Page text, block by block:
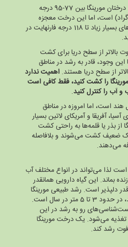
محدوده مطلوب دما برای درختان مورینگا بین 77-95 درجه
35 سانتی گراد) است، اما این درخت معجزه
همچنین می‌تواند در دماهای بسیار زیاد تا 118 درجه فارنهایت در
پایین تر از 1970 فوت بالاتر از سطح دریا برای کشت
این وجود، قادر به رشد در مناطق
اهمیت ندارد
را کشت کنید، فقط کافی است
و آب را کنترل کنید.
است، اما امروزه در مناطق
آفریقا و آمریکای لاتین بسیار
از بذر یا قلمه‌ها به راحتی کشت
ضعیف کشت می‌شوند و بلافاصله
لذا می‌تواند در انواع مختلف آب
بماند. این گیاه دارویی همانقدر
دلپذیر است. رشد طبیعی مورینگا
در صورتی که آسیبی نبیند، در حدود 3 تا 5 متر در سال است.
رو به رشد در این
می‌شود. یک درخت مورینگا